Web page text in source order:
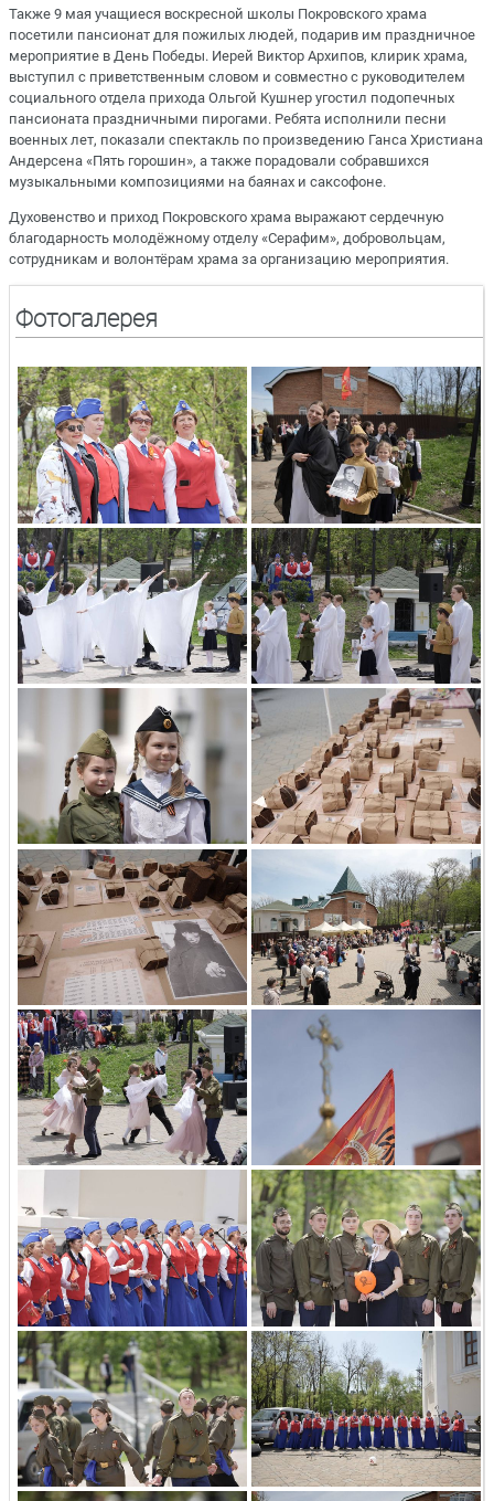
Также 9 мая учащиеся воскресной школы Покровского храма
посетили пансионат для пожилых людей, подарив им праздничное
мероприятие в День Победы. Иерей Виктор Архипов, клирик храма,
выступил с приветственным словом и совместно с руководителем
социального отдела прихода Ольгой Кушнер угостил подопечных
пансионата праздничными пирогами. Ребята исполнили песни
военных лет, показали спектакль по произведению Ганса Христиана
Андерсена «Пять горошин», а также порадовали собравшихся
музыкальными композициями на баянах и саксофоне.
Духовенство и приход Покровского храма выражают сердечную
благодарность молодёжному отделу «Серафим», добровольцам,
сотрудникам и волонтёрам храма за организацию мероприятия.
Фотогалерея